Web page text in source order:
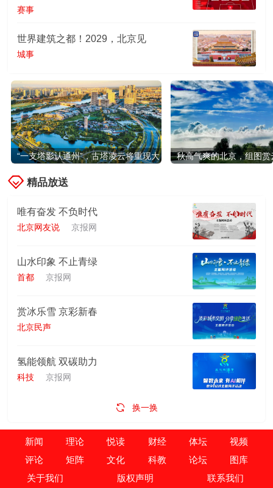
赛事
世界建筑之都！2029，北京见
城事
“一支塔影认通州”，古塔凌云将重现大
秋高气爽的北京，组图赏
精品放送
唯有奋发 不负时代
北京网友说 京报网
山水印象 不止青绿
首都 京报网
赏冰乐雪 京彩新春
北京民声
氢能领航 双碳助力
科技 京报网
换一换
新闻 理论 悦读 财经 体坛
视频
评论
矩阵 文化 科教 论坛
图库
关于我们
版权声明 联系我们